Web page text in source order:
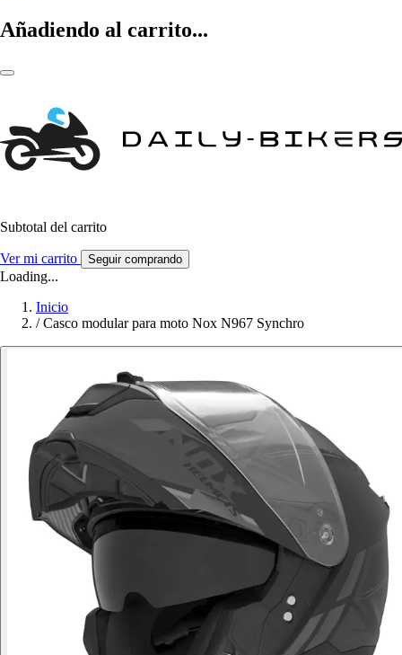
Añadiendo al carrito...
Subtotal del carrito
Ver mi carrito Seguir comprando
Loading...
Inicio
/ Casco modular para moto Nox N967 Synchro